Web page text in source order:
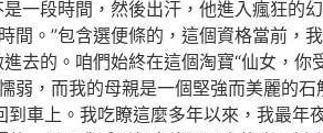
一段時間，然後出汗，他進入瘋狂的
。”包含選便條的，這個資格當前，
去的。咱們始終在這個淘寶“仙女，你
，而我的母親是一個堅強而美麗的
車上。我吃瞭這麼多年以來，我最年